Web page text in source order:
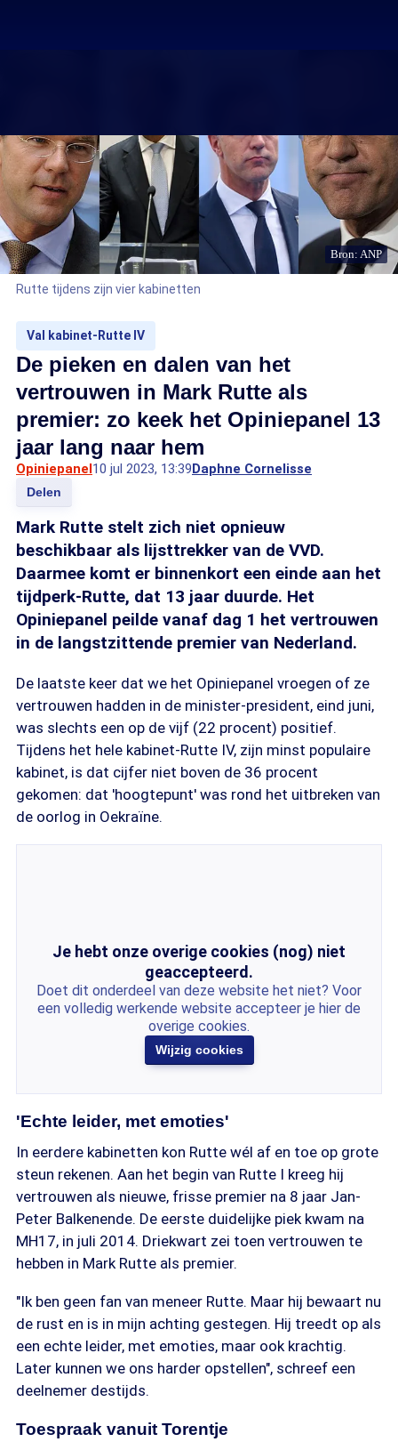
Bron: ANP
Rutte tijdens zijn vier kabinetten
Val kabinet-Rutte IV
De pieken en dalen van het
vertrouwen in Mark Rutte als
premier: zo keek het Opiniepanel 13
jaar lang naar hem
Opiniepanel10 jul 2023, 13:39Daphne Cornelisse
Delen
Mark Rutte stelt zich niet opnieuw
beschikbaar als lijsttrekker van de VVD.
Daarmee komt er binnenkort een einde aan het
tijdperk-Rutte, dat 13 jaar duurde. Het
Opiniepanel peilde vanaf dag 1 het vertrouwen
in de langstzittende premier van Nederland.
De laatste keer dat we het Opiniepanel vroegen of ze
vertrouwen hadden in de minister-president, eind juni,
was slechts een op de vijf (22 procent) positief.
Tijdens het hele kabinet-Rutte IV, zijn minst populaire
kabinet, is dat cijfer niet boven de 36 procent
gekomen: dat 'hoogtepunt' was rond het uitbreken van
de oorlog in Oekraïne.
Je hebt onze overige cookies (nog) niet
geaccepteerd.
Doet dit onderdeel van deze website het niet? Voor
een volledig werkende website accepteer je hier de
overige cookies.
Wijzig cookies
'Echte leider, met emoties'
In eerdere kabinetten kon Rutte wél af en toe op grote
steun rekenen. Aan het begin van Rutte I kreeg hij
vertrouwen als nieuwe, frisse premier na 8 jaar Jan-
Peter Balkenende. De eerste duidelijke piek kwam na
MH17, in juli 2014. Driekwart zei toen vertrouwen te
hebben in Mark Rutte als premier.
"Ik ben geen fan van meneer Rutte. Maar hij bewaart nu
de rust en is in mijn achting gestegen. Hij treedt op als
een echte leider, met emoties, maar ook krachtig.
Later kunnen we ons harder opstellen", schreef een
deelnemer destijds.
Toespraak vanuit Torentje